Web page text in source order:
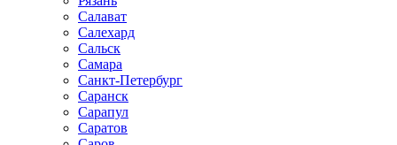
Салават
Салехард
Сальск
Самара
Санкт-Петербург
Саранск
Сарапул
Саратов